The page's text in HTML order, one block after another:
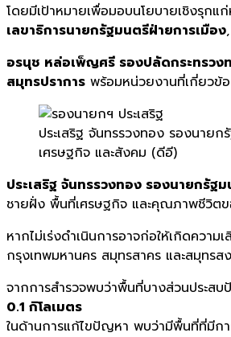
โดยมีเป้าหมายเพื่อมอบนโยบายเชิงรุก
เลขาธิการนายกรัฐมนตรีฝ่ายการเมือง,
อรนุช หล่อเพ็ญศรี รองปลัดกระทรวง
สมุทรปราการ พร้อมหน่วยงานที่เกี่ยวข้อ
ประเสริฐ จันทรรวงทอง รองนาย
เศรษฐกิจ และสังคม (ดีอี)
ประเสริฐ จันทรรวงทอง รองนายกรัฐ
ชายฝั่ง พื้นที่เศรษฐกิจ และคุณภาพชีวิตข
หากไม่เร่งดำเนินการอาจก่อให้เกิดคว
กรุงเทพมหานคร สมุทรสาคร และสมุทร
จากการสำรวจพบว่าพื้นที่บางส่วนประส
0.1 กิโลเมตร
ในด้านการแก้ไขปัญหา พบว่ามีพื้นที่ที่มีกา